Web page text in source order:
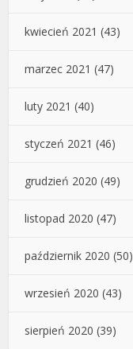
kwiecień 2021 (43)
marzec 2021 (47)
luty 2021 (40)
styczeń 2021 (46)
grudzień 2020 (49)
listopad 2020 (47)
październik 2020 (50)
wrzesień 2020 (43)
sierpień 2020 (39)